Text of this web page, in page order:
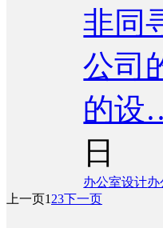
非同
公司
的设
日
办公室设计办
上一页 123 下一页